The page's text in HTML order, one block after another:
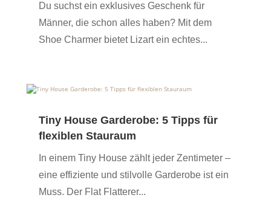
Du suchst ein exklusives Geschenk für
Männer, die schon alles haben? Mit dem
Shoe Charmer bietet Lizart ein echtes...
Tiny House Garderobe: 5 Tipps für
flexiblen Stauraum
In einem Tiny House zählt jeder Zentimeter –
eine effiziente und stilvolle Garderobe ist ein
Muss. Der Flat Flatterer...